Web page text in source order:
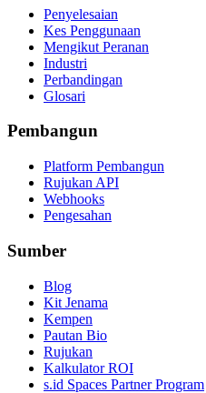
Penyelesaian
Kes Penggunaan
Mengikut Peranan
Industri
Perbandingan
Glosari
Pembangun
Platform Pembangun
Rujukan API
Webhooks
Pengesahan
Sumber
Blog
Kit Jenama
Kempen
Pautan Bio
Rujukan
Kalkulator ROI
s.id Spaces Partner Program